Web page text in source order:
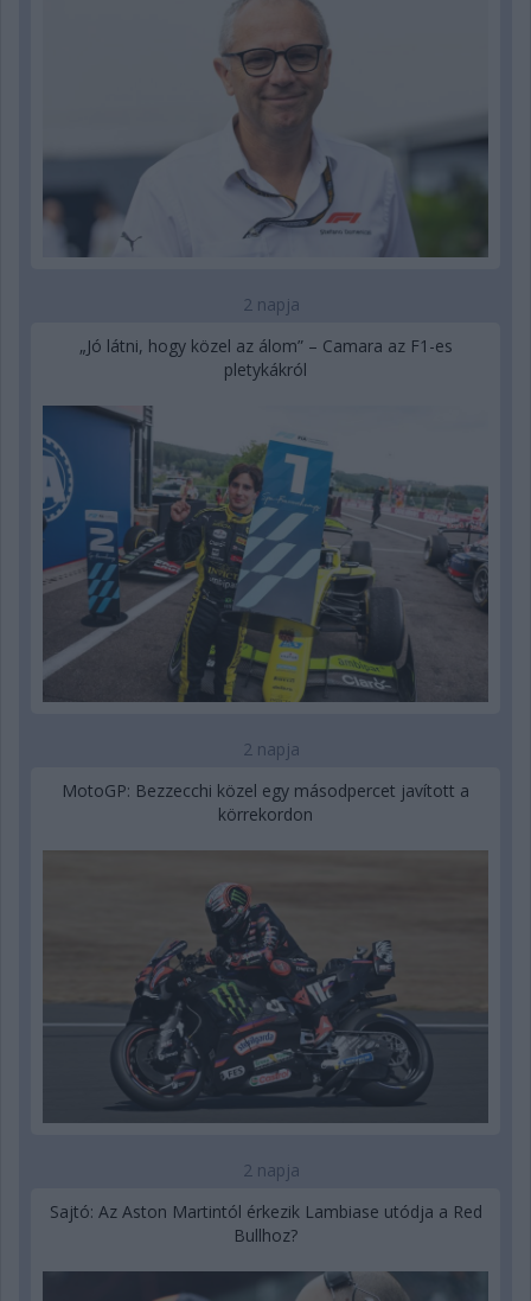
2 napja
„Jó látni, hogy közel az álom” – Camara az F1-es
pletykákról
2 napja
MotoGP: Bezzecchi közel egy másodpercet javított a
körrekordon
2 napja
Sajtó: Az Aston Martintól érkezik Lambiase utódja a Red
Bullhoz?